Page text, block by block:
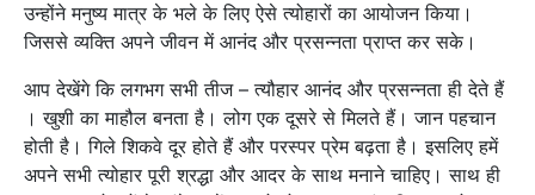
उन्होंने मनुष्य मात्र के भले के लिए ऐसे त्योहारों का आयोजन किया।
जिससे व्यक्ति अपने जीवन में आनंद और प्रसन्नता प्राप्त कर सके।
आप देखेंगे कि लगभग सभी तीज – त्यौहार आनंद और प्रसन्नता ही देते हैं
। खुशी का माहौल बनता है। लोग एक दूसरे से मिलते हैं। जान पहचान
होती है। गिले शिकवे दूर होते हैं और परस्पर प्रेम बढ़ता है। इसलिए हमें
अपने सभी त्योहार पूरी श्रद्धा और आदर के साथ मनाने चाहिए। साथ ही